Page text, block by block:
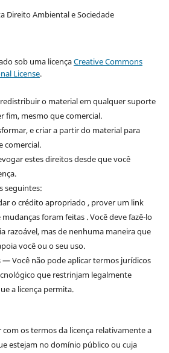
Direito Ambiental e Sociedade
sob uma licençaCreative Commons
License.
o material em qualquer suporte
fim, mesmo que comercial.
e criar a partir do material para
comercial.
estes direitos desde que você
seguintes:
o crédito apropriado , prover um link
mudanças foram feitas . Você deve fazê-lo
razoável, mas de nenhuma maneira que
você ou o seu uso.
— Você não pode aplicar termos jurídicos
que restrinjam legalmente
a licença permita.
os termos da licença relativamente a
estejam no domínio público ou cuja